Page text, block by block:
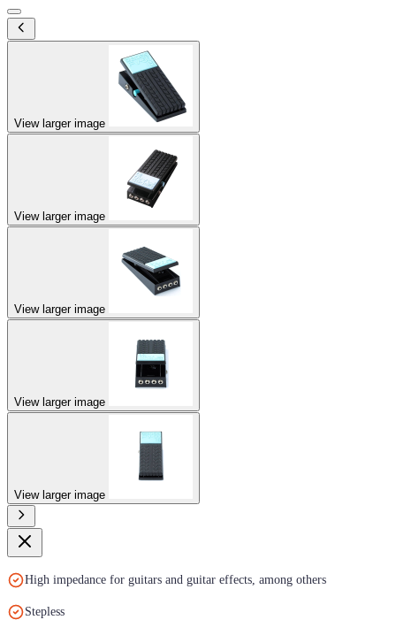
View larger image
View larger image
View larger image
View larger image
View larger image
High impedance for guitars and guitar effects, among others
Stepless